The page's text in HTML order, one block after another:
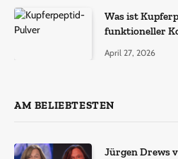
Was ist
funktioneller
April 27, 2026
AM BELIEBTESTEN
Jürgen Drews